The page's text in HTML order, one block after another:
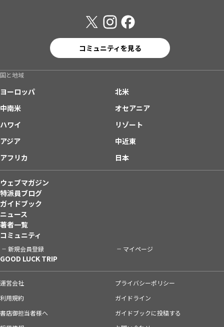
コミュニティを見る
国と地域
ヨーロッパ
北米
中南米
オセアニア
ハワイ
リゾート
アジア
中近東
アフリカ
日本
ウェブマガジン
特派員ブログ
ガイドブック
ニュース
著者一覧
コミュニティ
新規会員登録 マイページ
GOOD LUCK TRIP
運営会社
プライバシーポリシー
利用規約
ガイドライン
書店御担当者様へ
ガイドブックに投稿する